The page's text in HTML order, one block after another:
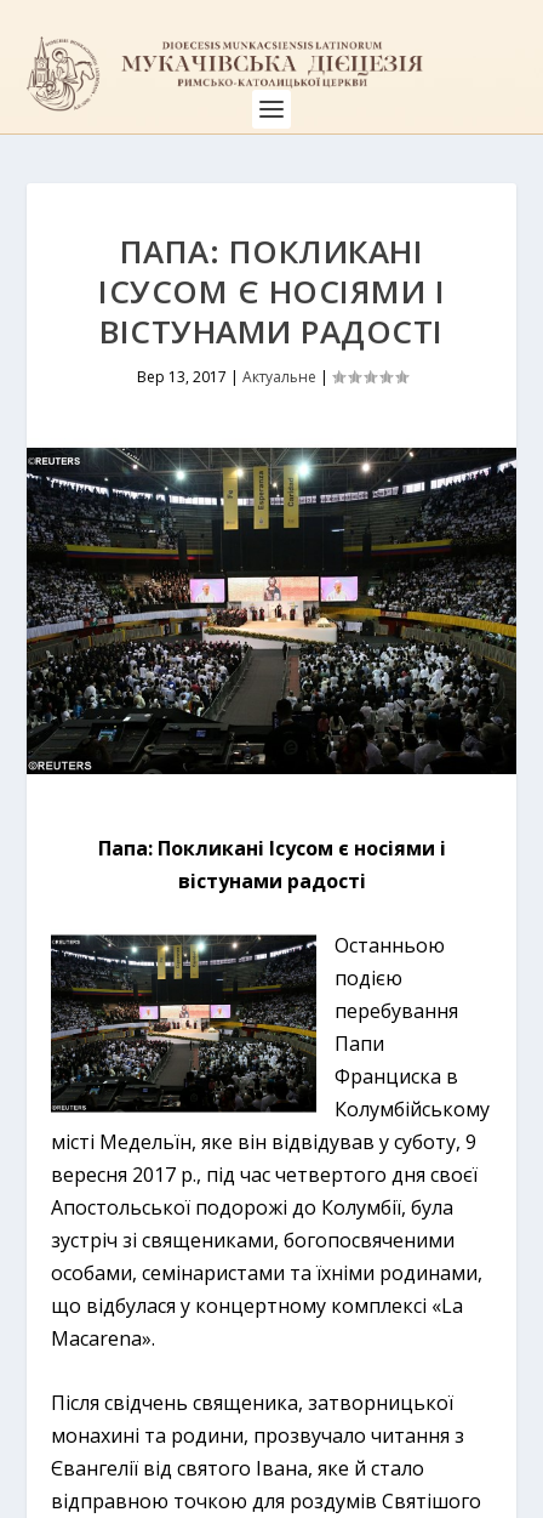
ПАПА: ПОКЛИКАНІ
ІСУСОМ Є НОСІЯМИ І
ВІСТУНАМИ РАДОСТІ
Вер 13, 2017 | Актуальне |
Папа: Покликані Ісусом є носіями і
вістунами радості
Останньою
подією
перебування
Папи
Франциска в
Колумбійському
місті Медельїн, яке він відвідував у суботу, 9
вересня 2017 р., під час четвертого дня своєї
Апостольської подорожі до Колумбії, була
зустріч зі священиками, богопосвяченими
особами, семінаристами та їхніми родинами,
що відбулася у концертному комплексі «La
Macarena».
Після свідчень священика, затворницької
монахині та родини, прозвучало читання з
Євангелії від святого Івана, яке й стало
відправною точкою для роздумів Святішого